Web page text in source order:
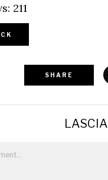
211
SHARE